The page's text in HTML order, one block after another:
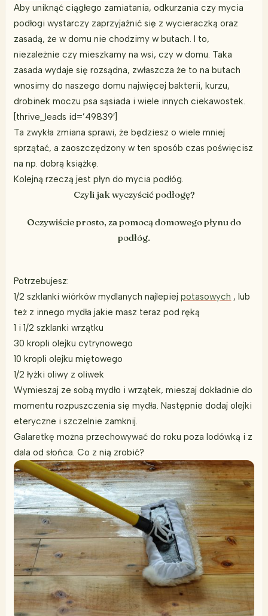
Aby uniknąć ciągłego zamiatania, odkurzania czy mycia
podłogi wystarczy zaprzyjaźnić się z wycieraczką oraz
zasadą, że w domu nie chodzimy w butach. I to,
niezależnie czy mieszkamy na wsi, czy w domu. Taka
zasada wydaje się rozsądna, zwłaszcza że to na butach
wnosimy do naszego domu najwięcej bakterii, kurzu,
drobinek moczu psa sąsiada i wiele innych ciekawostek.
[thrive_leads id=’49839′]
Ta zwykła zmiana sprawi, że będziesz o wiele mniej
sprzątać, a zaoszczędzony w ten sposób czas poświęcisz
na np. dobrą książkę.
Kolejną rzeczą jest płyn do mycia podłóg.
Czyli jak wyczyścić podłogę?
Oczywiście prosto, za pomocą domowego płynu do
podłóg.
Potrzebujesz:
1/2 szklanki wiórków mydlanych najlepiejpotasowych , lub
też z innego mydła jakie masz teraz pod ręką
1 i 1/2 szklanki wrzątku
30 kropli olejku cytrynowego
10 kropli olejku miętowego
1/2 łyżki oliwy z oliwek
Wymieszaj ze sobą mydło i wrzątek, mieszaj dokładnie do
momentu rozpuszczenia się mydła. Następnie dodaj olejki
eteryczne i szczelnie zamknij.
Galaretkę można przechowywać do roku poza lodówką i z
dala od słońca. Co z nią zrobić?